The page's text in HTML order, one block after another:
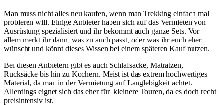
Man muss nicht alles neu kaufen, wenn man Trekking einfach mal
probieren will. Einige Anbieter haben sich auf das Vermieten von
Ausrüstung spezialisiert und ihr bekommt auch ganze Sets. Vor
allem merkt ihr dann, was zu auch passt, oder was ihr euch eher
wünscht und könnt dieses Wissen bei einem späteren Kauf nutzen.
Bei diesen Anbietern gibt es auch Schlafsäcke, Matratzen,
Rucksäcke bis hin zu Kochern. Meist ist das extrem hochwertiges
Material, da man in der Vermietung auf Langlebigkeit achtet.
Allerdings eignet sich das eher für kleinere Touren, da es doch recht
preisintensiv ist.